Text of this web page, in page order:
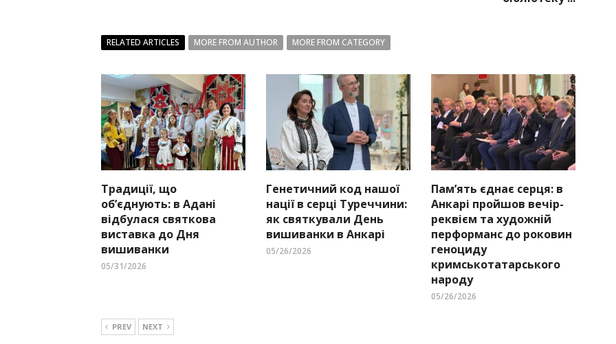
RELATED ARTICLES MORE FROM AUTHOR MORE FROM CATEGORY
Традиції, що
об’єднують: в Адані
відбулася святкова
виставка до Дня
вишиванки
05/31/2026
Генетичний код нашої
нації в серці Туреччини:
як святкували День
вишиванки в Анкарі
05/26/2026
Пам’ять єднає серця: в
Анкарі пройшов вечір-
реквієм та художній
перформанс до роковин
геноциду
кримськотатарського
народу
05/26/2026
PREV NEXT